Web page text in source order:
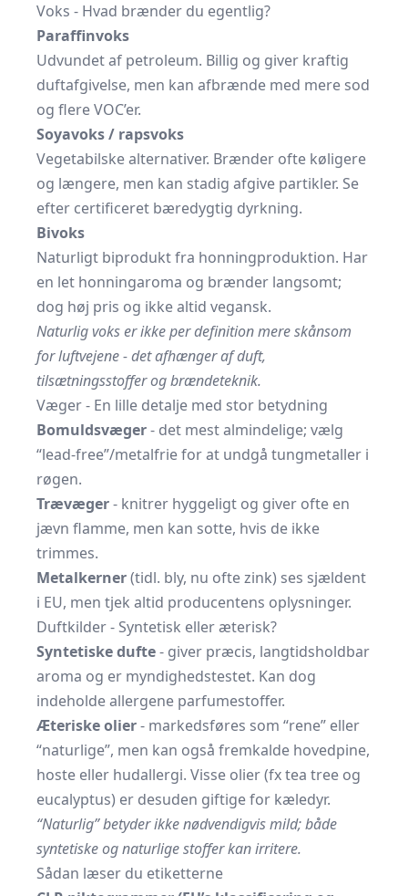
Voks - Hvad brænder du egentlig?
Paraffinvoks
Udvundet af petroleum. Billig og giver kraftig
duftafgivelse, men kan afbrænde med mere sod
og flere VOC’er.
Soyavoks / rapsvoks
Vegetabilske alternativer. Brænder ofte køligere
og længere, men kan stadig afgive partikler. Se
efter certificeret bæredygtig dyrkning.
Bivoks
Naturligt biprodukt fra honningproduktion. Har
en let honningaroma og brænder langsomt;
dog høj pris og ikke altid vegansk.
Naturlig voks er ikke per definition mere skånsom
for luftvejene - det afhænger af duft,
tilsætningsstoffer og brændeteknik.
Væger - En lille detalje med stor betydning
Bomuldsvæger- det mest almindelige; vælg
“lead-free”/metalfrie for at undgå tungmetaller i
røgen.
Trævæger- knitrer hyggeligt og giver ofte en
jævn flamme, men kan sotte, hvis de ikke
trimmes.
Metal­kerner(tidl. bly, nu ofte zink) ses sjældent
i EU, men tjek altid producentens oplysninger.
Duftkilder - Syntetisk eller æterisk?
Syntetiske dufte- giver præcis, langtidsholdbar
aroma og er myndighedstestet. Kan dog
indeholde allergene parfumestoffer.
Æteriske olier- markedsføres som “rene” eller
“naturlige”, men kan også fremkalde hovedpine,
hoste eller hudallergi. Visse olier (fx tea tree og
eucalyptus) er desuden giftige for kæledyr.
“Naturlig” betyder ikke nødvendigvis mild; både
syntetiske og naturlige stoffer kan irritere.
Sådan læser du etiketterne